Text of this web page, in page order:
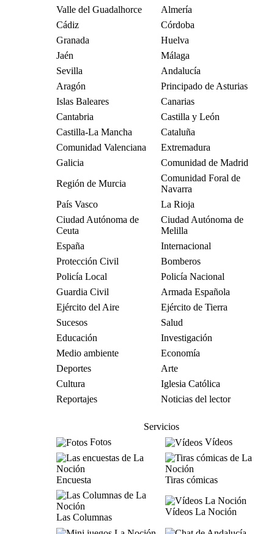
Valle del Guadalhorce
Almería
Cádiz
Córdoba
Granada
Huelva
Jaén
Málaga
Sevilla
Andalucía
Aragón
Principado de Asturias
Islas Baleares
Canarias
Cantabria
Castilla y León
Castilla-La Mancha
Cataluña
Comunidad Valenciana
Extremadura
Galicia
Comunidad de Madrid
Región de Murcia
Comunidad Foral de
Navarra
País Vasco
La Rioja
Ciudad Autónoma de
Ceuta
Ciudad Autónoma de
Melilla
España
Internacional
Protección Civil
Bomberos
Policía Local
Policía Nacional
Guardia Civil
Armada Española
Ejército del Aire
Ejército de Tierra
Sucesos
Salud
Educación
Investigación
Medio ambiente
Economía
Deportes
Arte
Cultura
Iglesia Católica
Reportajes
Noticias del lector
Servicios
Fotos
Vídeos
Encuesta Tiras cómicas
Las Columnas
Vídeos La Noción